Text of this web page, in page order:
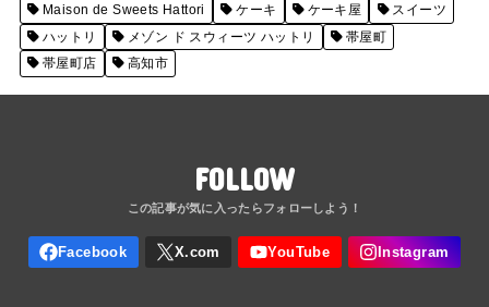
Maison de Sweets Hattori
ケーキ ケーキ屋
スイーツ
ハットリ
メゾン ド スウィーツ ハットリ
帯屋町
帯屋町店
高知市
FOLLOW